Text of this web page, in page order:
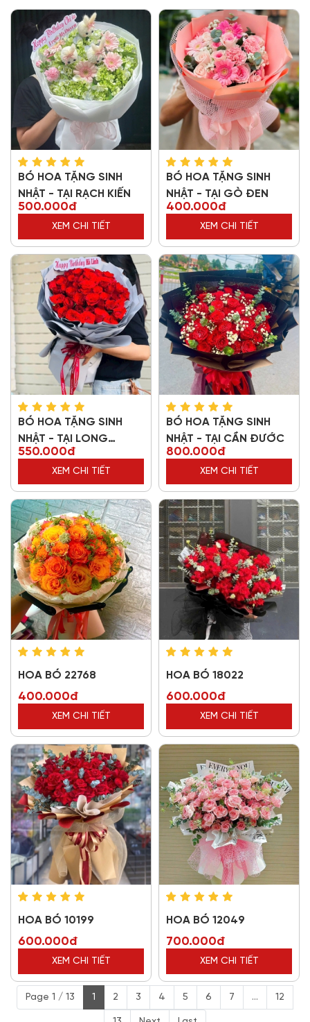
BÓ HOA TẶNG SINH
NHẬT - TẠI RẠCH KIẾN
500.000đ
XEM CHI TIẾT
BÓ HOA TẶNG SINH
NHẬT - TẠI GÒ ĐEN
400.000đ
XEM CHI TIẾT
BÓ HOA TẶNG SINH
NHẬT - TẠI LONG
THƯỢNG
550.000đ
XEM CHI TIẾT
BÓ HOA TẶNG SINH
NHẬT - TẠI CẦN ĐƯỚC
800.000đ
XEM CHI TIẾT
HOA BÓ 22768
400.000đ
XEM CHI TIẾT
HOA BÓ 18022
600.000đ
XEM CHI TIẾT
HOA BÓ 10199
600.000đ
XEM CHI TIẾT
HOA BÓ 12049
700.000đ
XEM CHI TIẾT
Page 1 / 13 1 2 3 4 5 6 7 ... 12